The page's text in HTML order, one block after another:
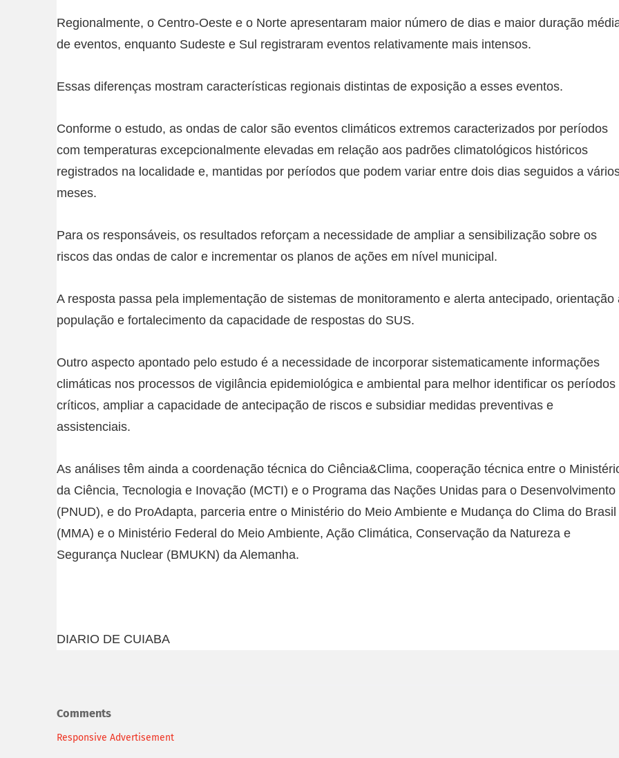
Regionalmente, o Centro-Oeste e o Norte apresentaram maior número de dias e maior duração
de eventos, enquanto Sudeste e Sul registraram eventos relativamente mais intensos.
Essas diferenças mostram características regionais distintas de exposição a esses eventos.
Conforme o estudo, as ondas de calor são eventos climáticos extremos caracterizados por períodos
com temperaturas excepcionalmente elevadas em relação aos padrões climatológicos históricos
registrados na localidade e, mantidas por períodos que podem variar entre dois dias seguidos a
meses.
Para os responsáveis, os resultados reforçam a necessidade de ampliar a sensibilização sobre os
riscos das ondas de calor e incrementar os planos de ações em nível municipal.
A resposta passa pela implementação de sistemas de monitoramento e alerta antecipado, orientação
população e fortalecimento da capacidade de respostas do SUS.
Outro aspecto apontado pelo estudo é a necessidade de incorporar sistematicamente informações
climáticas nos processos de vigilância epidemiológica e ambiental para melhor identificar os períodos
críticos, ampliar a capacidade de antecipação de riscos e subsidiar medidas preventivas e
assistenciais.
As análises têm ainda a coordenação técnica do Ciência&Clima, cooperação técnica entre o
da Ciência, Tecnologia e Inovação (MCTI) e o Programa das Nações Unidas para o Desenvolvimento
(PNUD), e do ProAdapta, parceria entre o Ministério do Meio Ambiente e Mudança do Clima do Brasil
(MMA) e o Ministério Federal do Meio Ambiente, Ação Climática, Conservação da Natureza e
Segurança Nuclear (BMUKN) da Alemanha.
DIARIO DE CUIABA
Comments
Responsive Advertisement